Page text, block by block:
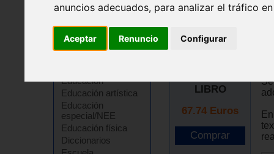
anuncios adecuados, para analizar el tráfico
Aceptar Renuncio Configurar
Tienda>Libros>Psicología>Psicologia social
Educación
Educación artística
Educación
especial/NEE
Educación física
Diccionarios
LIBRO
67.74 Euros